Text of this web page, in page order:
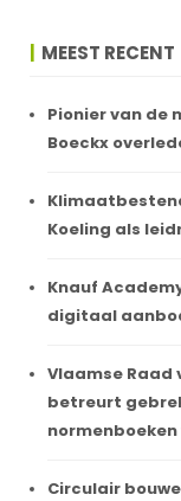
MEEST RECENT
Pionier van de
Boeckx
Koeling als
Knauf
digitaal
Vlaamse Raad
betreurt
Circulair